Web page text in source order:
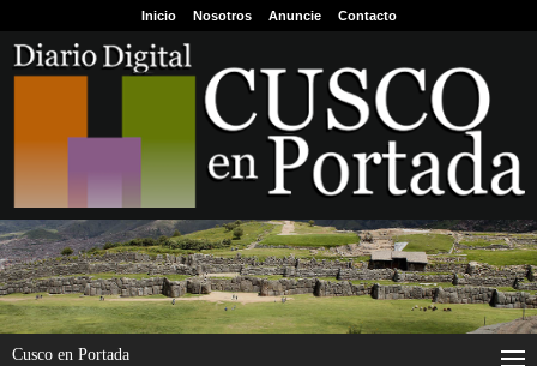
Inicio Nosotros Anuncie Contacto
Cusco en Portada